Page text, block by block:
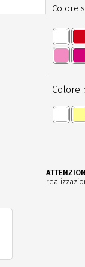
Colore
Colore